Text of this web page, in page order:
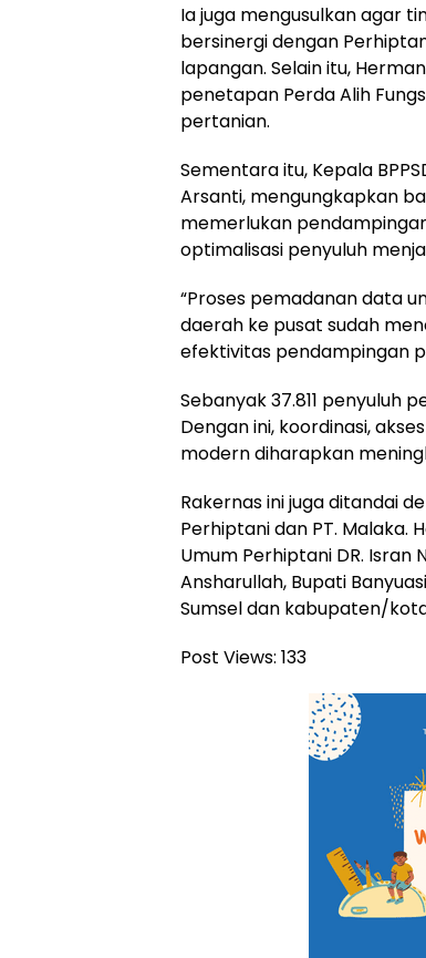
Ia juga mengusulkan agar
bersinergi dengan
lapangan. Selain itu,
penetapan Perda Alih
pertanian.
Sementara itu, Kepala
Arsanti, mengungkapkan
memerlukan
optimalisasi penyuluh
“Proses pemadanan data
daerah ke pusat sudah
efektivitas pendampingan
Sebanyak 37.811 penyuluh
Dengan ini, koordinasi,
modern diharapkan
Rakernas ini juga ditandai
Perhiptani dan PT. Malaka.
Umum Perhiptani DR. Isran
Ansharullah, Bupati
Sumsel dan kabupaten/
Post Views: 133